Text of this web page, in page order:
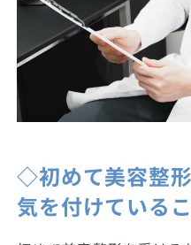
◇初めて美容整
気を付けている